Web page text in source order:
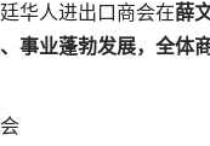
华人进出口商会在薛
事业蓬勃发展，全体